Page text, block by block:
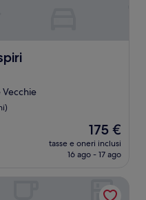
Vecchie
Il
prezzo
attuale
175 €
175 €
tasse e oneri inclusi
16 ago - 17 ago